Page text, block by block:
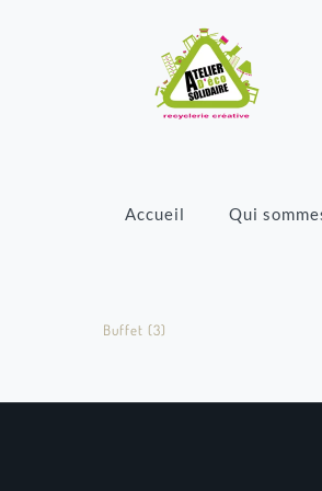
Accueil Qui
Buffet (3)